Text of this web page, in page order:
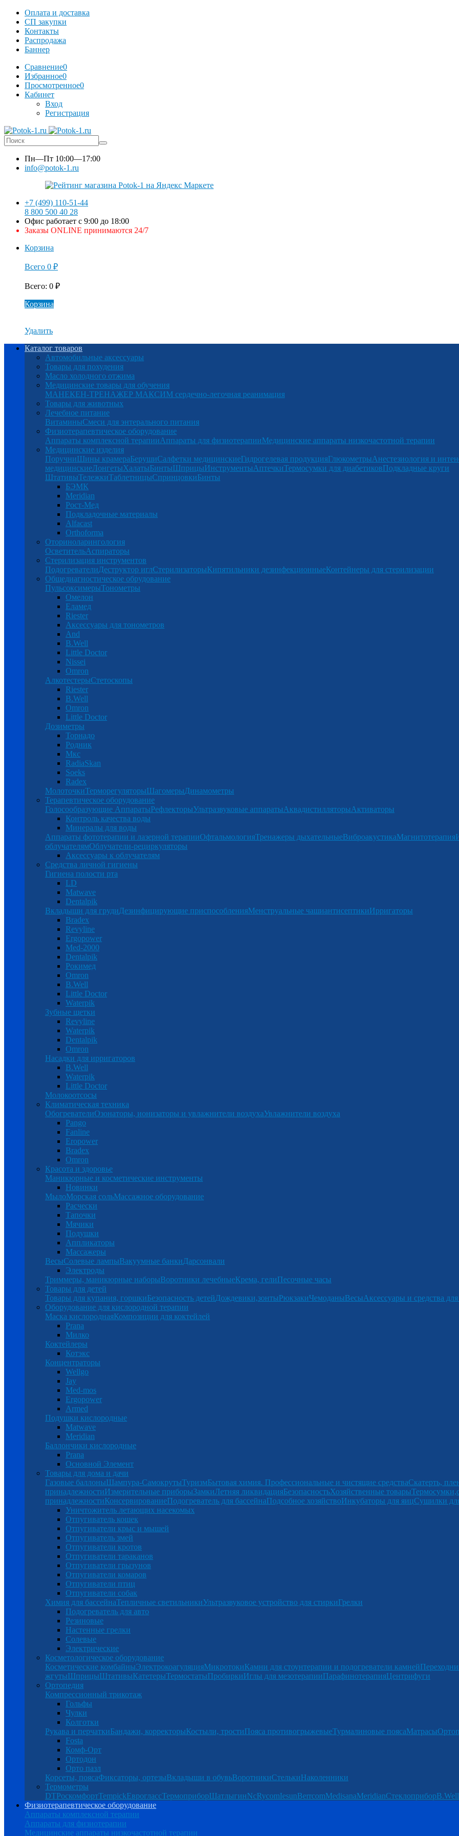
Оплата и доставка
СП закупки
Контакты
Распродажа
Баннер
Сравнение0
Избранное0
Просмотренное0
Кабинет
Вход
Регистрация
Пн—Пт 10:00—17:00
info@potok-1.ru
+7 (499) 110-51-44
8 800 500 40 28
Офис работает с 9:00 до 18:00
Заказы ONLINE принимаются 24/7
Корзина
Всего 0 ₽
Всего: 0 ₽
Корзина
Удалить
Каталог товаров
Автомобильные аксессуары
Товары для похудения
Масло холодного отжима
Медицинские товары для обучения
МАНЕКЕН-ТРЕНАЖЕР МАКСИМ сердечно-легочная реанимация
Товары для животных
Лечебное питание
ВитаминыСмеси для энтерального питания
Физиотерапевтическое оборудование
Аппараты комплексной терапииАппараты для физиотерапииМедицинские аппараты низкочастотной терапии
Медицинские изделия
ПоручниШины крамераБерушиСалфетки медицинскиеГидрогелевая продукцияГлюкометрыАнестезиология и
медицинскиеЛонгетыХалатыБинтыШприцыИнструментыАптечкиТермосумки для диабетиковПодкладные круги
ШтативыТележкиТаблетницыСпринцовкиБинты
БЭМК
Meridian
Рост-Мед
Подкладочные материалы
Alfacast
Orthoforma
Оториноларингология
ОсветительАспираторы
Стерилизация инструментов
ПодогревателиДеструктор иглСтерилизаторыКипятильники дезинфекционныеКонтейнеры для стерилизации
Общедиагностическое обрудование
ПульсоксимерыТонометры
Омелон
Еламед
Riester
Аксессуары для тонометров
And
B.Well
Little Doctor
Nissei
Omron
АлкотестерыСтетоскопы
Riester
B.Well
Omron
Little Doctor
Дозиметры
Торнадо
Родник
Мкс
RadiaSkan
Soeks
Radex
МолоточкиТерморегуляторыШагомерыДинамометры
Терапевтическое оборудование
Голосообразующие АппаратыРефлекторыУльтразвуковые аппаратыАквадистилляторыАктиваторы
Контроль качества воды
Минералы для воды
Аппараты фототерапии и лазерной терапииОфтальмологияТренажеры дыхательныеВиброакустикаМагнитотерапия
облучателямОблучатели-рециркуляторы
Аксессуары к облучателям
Средства личной гигиены
Гигиена полости рта
LD
Matwave
Dentalpik
Вкладыши для грудиДезинфицирующие приспособленияМенструальные чашиантисептикиИрригаторы
Bradex
Revyline
Ergopower
Med-2000
Dentalpik
Рокимед
Omron
B.Well
Little Doctor
Waterpik
Зубные щетки
Revyline
Waterpik
Dentalpik
Omron
Насадки для ирригаторов
B.Well
Waterpik
Little Doctor
Молокоотсосы
Климатическая техника
ОбогревателиОзонаторы, ионизаторы и увлажнители воздухаУвлажнители воздуха
Pango
Fanline
Eropower
Bradex
Omron
Красота и здоровье
Маникюрные и косметические инструменты
Новинки
МылоМорская сольМассажное оборудование
Расчески
Тапочки
Мячики
Подушки
Аппликаторы
Массажеры
ВесыСолевые лампыВакуумные банкиДарсонвали
Электроды
Триммеры, маникюрные наборыВоротники лечебныеКрема, гелиПесочные часы
Товары для детей
Товары для купания, горшкиБезопасность детейДождевики,зонтыРюкзакиЧемоданыВесыАксессуары и средства
Оборудование для кислородной терапии
Маска кислороднаяКомпозиции для коктейлей
Prana
Милко
Коктейлеры
Котэкс
Концентраторы
Wellgo
Jay
Med-mos
Ergopower
Armed
Подушки кислородные
Matwave
Meridian
Баллончики кислородные
Prana
Основной Элемент
Товары для дома и дачи
Газовые баллоныШампура-СамокрутыТуризмБытовая химия. Профессиональные и чистящие средстваСкатерть,
принадлежностиИзмерительные приборыЗамкиЛетняя ликвидацияБезопасностьХозяйственные товары
принадлежностиКонсервированиеПодогреватель для бассейнаПодсобное хозяйствоИнкубаторы для яицСушилки
Уничтожитель летающих насекомых
Отпугиватель кошек
Отпугиватели крыс и мышей
Отпугиватель змей
Отпугиватели кротов
Отпугиватели тараканов
Отпугиватели грызунов
Отпугиватели комаров
Отпугиватели птиц
Отпугиватели собак
Химия для бассейнаТепличные светильникиУльтразвуковое устройство для стиркиГрелки
Подогреватель для авто
Резиновые
Настенные грелки
Солевые
Электрические
Косметологическое оборудование
Косметические комбайныЭлектрокоагуляцияМикротокиКамни для стоунтерапии и подогреватели камней
жгутыШприцыШтативыКатетерыТермостатыПробиркиИглы для мезотерапииПарафинотерапияЦентрифуги
Ортопедия
Компрессионный трикотаж
Гольфы
Чулки
Колготки
Рукава и перчаткиБандажи, корректорыКостыли, тростиПояса противогрыжевыеТурмалиновые поясаМатрасы
Fosta
Комф-Орт
Ортодон
Орто пазл
Корсеты, поясаФиксаторы, ортезыВкладыши в обувьВоротникиСтелькиНаколенники
Термометры
DTРоскомфортTempickЕвроглассТермоприборШатлыгинNcRycomIesunBerrcomMedisanaMeridianСтеклоприборB.Well
Физиотерапевтическое оборудование
Аппараты комплексной терапии
Аппараты для физиотерапии
Медицинские аппараты низкочастотной терапии